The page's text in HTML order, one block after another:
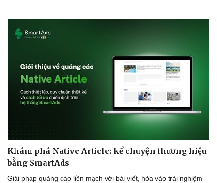
Khám phá Native Article: kể chuyện thương hiệu
bằng SmartAds
Giải pháp quảng cáo liền mạch với bài viết, hòa vào trải nghiệm